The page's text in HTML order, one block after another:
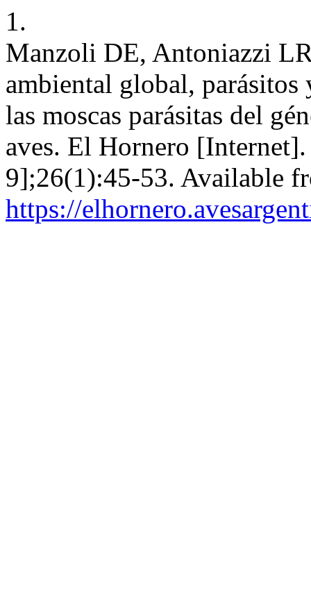
1.
Manzoli DE, Antoniazzi
ambiental global, parásitos
las moscas parásitas del
aves. El Hornero
9];26(1):45-53. Available
https://